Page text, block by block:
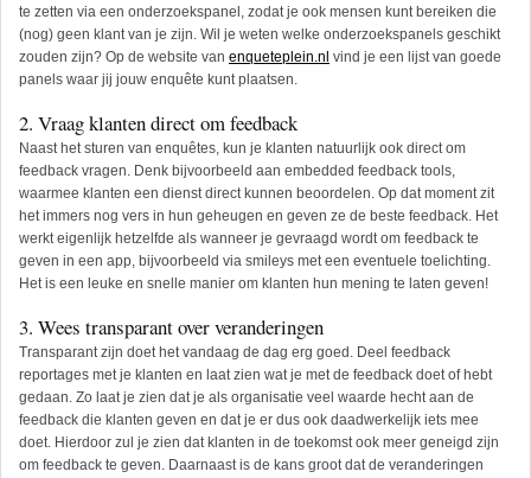
te zetten via een onderzoekspanel, zodat je ook mensen kunt bereiken die
(nog) geen klant van je zijn. Wil je weten welke onderzoekspanels geschikt
zouden zijn? Op de website van enqueteplein.nl vind je een lijst van goede
panels waar jij jouw enquête kunt plaatsen.
2. Vraag klanten direct om feedback
Naast het sturen van enquêtes, kun je klanten natuurlijk ook direct om
feedback vragen. Denk bijvoorbeeld aan embedded feedback tools,
waarmee klanten een dienst direct kunnen beoordelen. Op dat moment zit
het immers nog vers in hun geheugen en geven ze de beste feedback. Het
werkt eigenlijk hetzelfde als wanneer je gevraagd wordt om feedback te
geven in een app, bijvoorbeeld via smileys met een eventuele toelichting.
Het is een leuke en snelle manier om klanten hun mening te laten geven!
3. Wees transparant over veranderingen
Transparant zijn doet het vandaag de dag erg goed. Deel feedback
reportages met je klanten en laat zien wat je met de feedback doet of hebt
gedaan. Zo laat je zien dat je als organisatie veel waarde hecht aan de
feedback die klanten geven en dat je er dus ook daadwerkelijk iets mee
doet. Hierdoor zul je zien dat klanten in de toekomst ook meer geneigd zijn
om feedback te geven. Daarnaast is de kans groot dat de veranderingen